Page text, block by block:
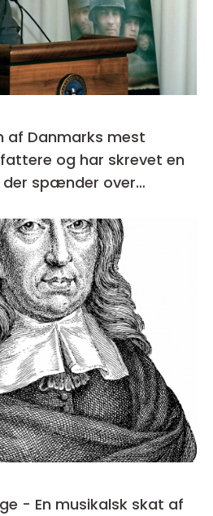
af Danmarks mest
og har skrevet en
spænder over
- En musikalsk skat af